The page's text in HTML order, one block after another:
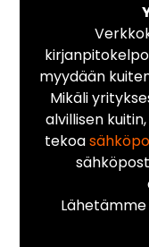
myydään
Mikäli
alvillisen
tekoa